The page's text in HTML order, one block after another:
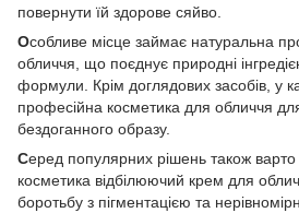
повернути їй здорове сяйво.
Особливе місце займає натуральна
обличчя, що поєднує природні
формули. Крім доглядових засобів, у
професійна косметика для обличчя
бездоганного образу.
Серед популярних рішень також варто
косметика відбілюючий крем для
боротьбу з пігментацією та